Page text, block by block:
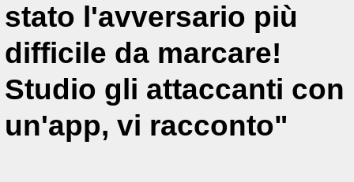
stato l'avversario più
difficile da marcare!
Studio gli attaccanti con
un'app, vi racconto"